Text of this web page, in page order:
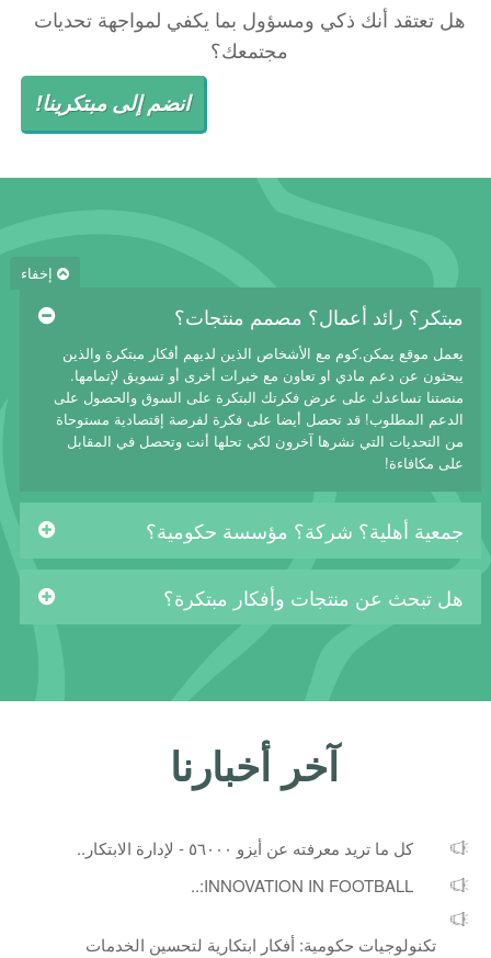
هل تعتقد أنك ذكي ومسؤول بما يكفي لمواجهة تحديات
مجتمعك؟
انضم إلى مبتكرينا!
إخفاء
مبتكر؟ رائد أعمال؟ مصمم منتجات؟
يعمل موقع يمكن.كوم مع الأشخاص الذين لديهم أفكار مبتكرة والذين
يبحثون عن دعم مادي او تعاون مع خبرات أخرى أو تسويق لإتمامها.
منصتنا تساعدك على عرض فكرتك البتكرة على السوق والحصول على
الدعم المطلوب! قد تحصل أيضا على فكرة لفرصة إقتصادية مستوحاة
من التحديات التي نشرها آخرون لكي تحلها أنت وتحصل في المقابل
على مكافاءة!
جمعية أهلية؟ شركة؟ مؤسسة حكومية؟
هل تبحث عن منتجات وأفكار مبتكرة؟
آخر أخبارنا
كل ما تريد معرفته عن أيزو ٥٦٠٠٠ - لإدارة الابتكار..
INNOVATION IN FOOTBALL:..
تكنولوجيات حكومية: أفكار ابتكارية لتحسين الخدمات